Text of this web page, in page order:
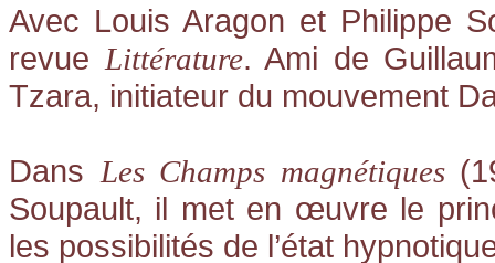
Avec Louis Aragon et Philippe
revue Littérature. Ami de
Tzara, initiateur du mouvement
Dans Les Champs magnétiques
Soupault, il met en œuvre le
les possibilités de l’état